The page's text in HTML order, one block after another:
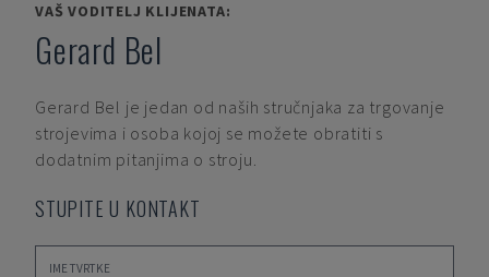
VAŠ VODITELJ KLIJENATA:
Gerard Bel
Gerard Bel je jedan od naših stručnjaka za trgovanje
strojevima i osoba kojoj se možete obratiti s
dodatnim pitanjima o stroju.
STUPITE U KONTAKT